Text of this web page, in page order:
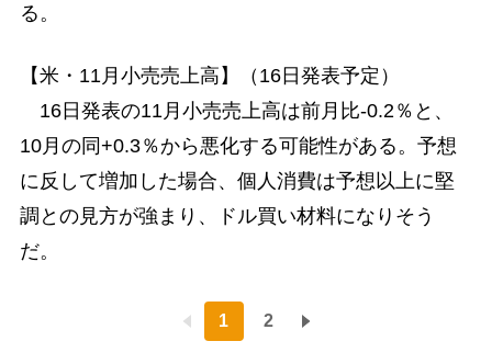
る。
【米・11月小売売上高】（16日発表予定）
16日発表の11月小売売上高は前月比-0.2％と、
10月の同+0.3％から悪化する可能性がある。予想
に反して増加した場合、個人消費は予想以上に堅
調との見方が強まり、ドル買い材料になりそう
だ。
1 2